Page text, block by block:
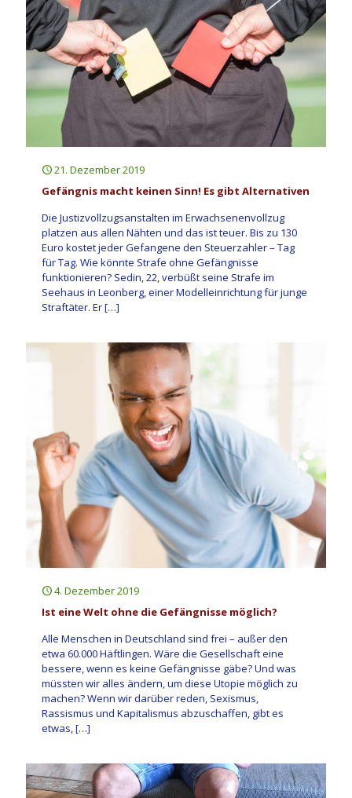
21. Dezember 2019
Gefängnis macht keinen Sinn! Es gibt Alternativen
Die Justizvollzugsanstalten im Erwachsenenvollzug
platzen aus allen Nähten und das ist teuer. Bis zu 130
Euro kostet jeder Gefangene den Steuerzahler – Tag
für Tag. Wie könnte Strafe ohne Gefängnisse
funktionieren? Sedin, 22, verbüßt seine Strafe im
Seehaus in Leonberg, einer Modelleinrichtung für junge
Straftäter. Er[…]
4. Dezember 2019
Ist eine Welt ohne die Gefängnisse möglich?
Alle Menschen in Deutschland sind frei – außer den
etwa 60.000 Häftlingen. Wäre die Gesellschaft eine
bessere, wenn es keine Gefängnisse gäbe? Und was
müssten wir alles ändern, um diese Utopie möglich zu
machen? Wenn wir darüber reden, Sexismus,
Rassismus und Kapitalismus abzuschaffen, gibt es
etwas,[…]